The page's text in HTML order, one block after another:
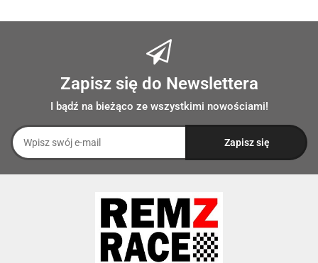
Zapisz się do Newslettera
I bądź na bieżąco ze wszystkimi nowościami!